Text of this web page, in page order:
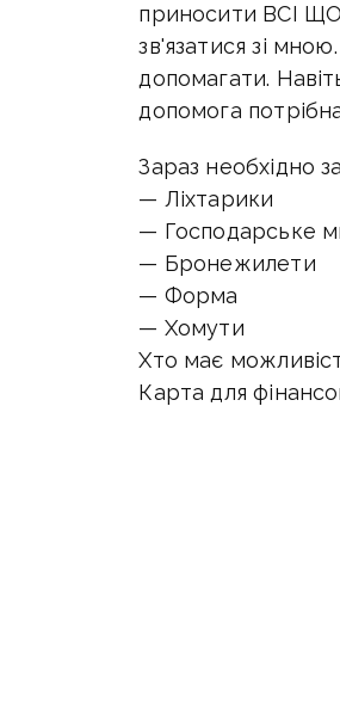
приносити ВСІ
зв'язатися зі
допомагати.
допомога
Зараз необхідно
— Ліхтарики
— Господарське
— Бронежилети
— Форма
— Хомути
Хто має
Карта для